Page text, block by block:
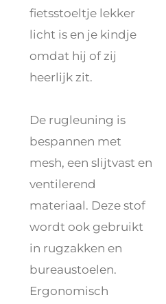
fietsstoeltje lekker
licht is en je kindje
omdat hij of zij
heerlijk zit.
De rugleuning is
bespannen met
mesh, een slijtvast en
ventilerend
materiaal. Deze stof
wordt ook gebruikt
in rugzakken en
bureaustoelen.
Ergonomisch